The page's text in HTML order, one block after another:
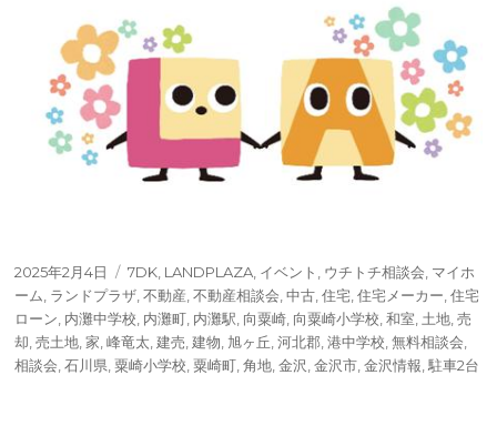
投
稿
日:
2025年2月4日
タ
グ
7DK LANDPLAZA イベント ウチトチ相談会 マイホ
ーム ランドプラザ ,不動産 ,不動産相談会 ,中古 ,住宅 ,住宅メーカー ,住宅
ローン 内灘中学校 内灘町 内灘駅 向粟崎 向粟崎小学校 ,和室 土地 ,売
却 ,売土地 ,家 ,峰竜太 ,建売 ,建物 旭ヶ丘 ,河北郡 ,港中学校 ,無料相談会
相談会 ,石川県 ,粟崎小学校 ,粟崎町 ,角地 ,金沢 ,金沢市 ,金沢情報 ,駐車2台